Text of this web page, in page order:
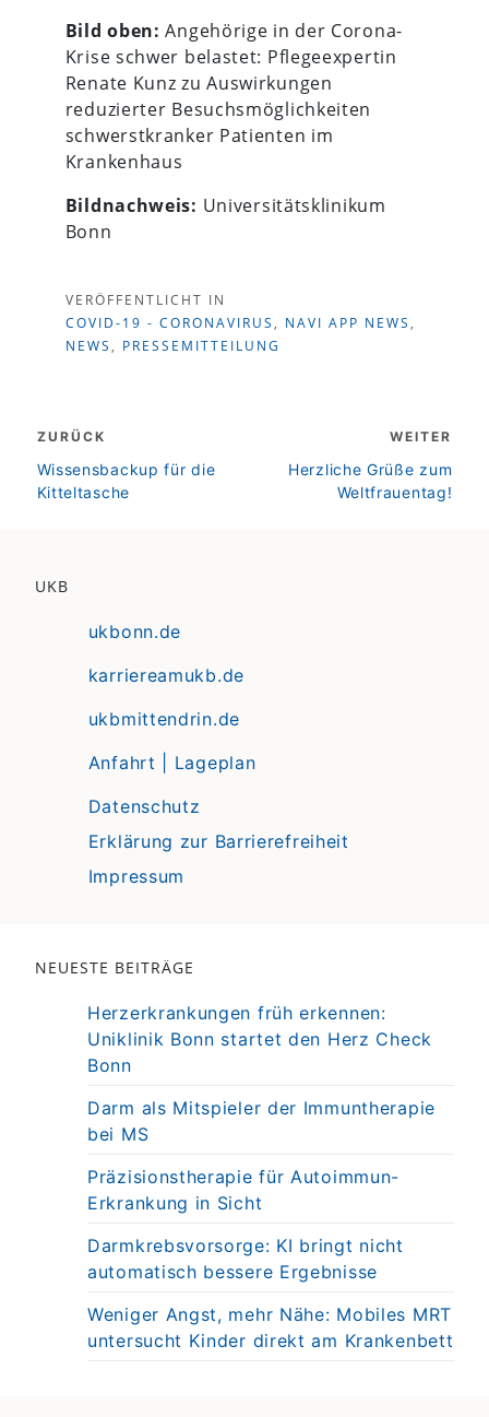
Bild oben: Angehörige in der Corona-
Krise schwer belastet: Pflegeexpertin
Renate Kunz zu Auswirkungen
reduzierter Besuchsmöglichkeiten
schwerstkranker Patienten im
Krankenhaus
Bildnachweis: Universitätsklinikum
Bonn
VERÖFFENTLICHT IN
COVID-19 - CORONAVIRUS , NAVI APP NEWS ,
NEWS , PRESSEMITTEILUNG
ZURÜCK
zurück
Wissensbackup für die
Kitteltasche
WEITER
weiter
Herzliche Grüße zum
Weltfrauentag!
UKB
ukbonn.de
karriereamukb.de
ukbmittendrin.de
Anfahrt | Lageplan
Datenschutz
Erklärung zur Barrierefreiheit
Impressum
NEUESTE BEITRÄGE
Herzerkrankungen früh erkennen:
Uniklinik Bonn startet den Herz Check
Bonn
Darm als Mitspieler der Immuntherapie
bei MS
Präzisionstherapie für Autoimmun-
Erkrankung in Sicht
Darmkrebsvorsorge: KI bringt nicht
automatisch bessere Ergebnisse
Weniger Angst, mehr Nähe: Mobiles MRT
untersucht Kinder direkt am Krankenbett